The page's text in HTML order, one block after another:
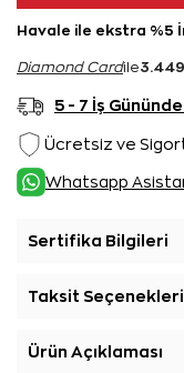
Havale ile ekstra %5
Diamond Cardile
5 - 7 İş
Ücretsiz ve
Whatsapp
Sertifika Bilgileri
Taksit Seçenekleri
Ürün Açıklaması